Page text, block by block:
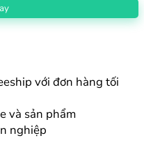
với đơn hàng tối
và sản phẩm
nghiệp